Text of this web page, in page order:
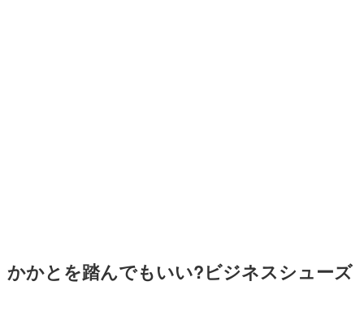
かかとを踏んでもいい?ビジネスシューズ